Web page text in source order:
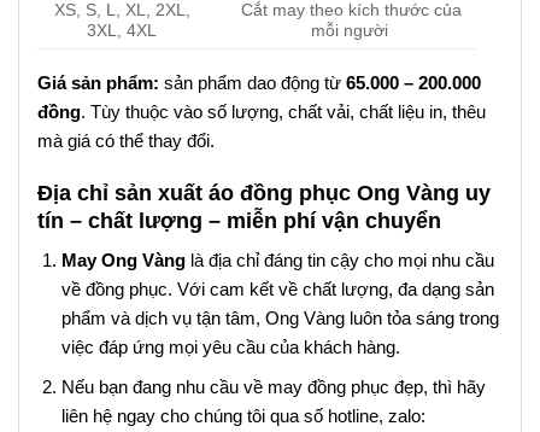
XS, S, L, XL, 2XL,
3XL, 4XL
Cắt may theo kích thước của
mỗi người
Giá sản phẩm: sản phẩm dao động từ 65.000 – 200.000
đồng. Tùy thuộc vào số lượng, chất vải, chất liệu in, thêu
mà giá có thể thay đổi.
Địa chỉ sản xuất áo đồng phục Ong Vàng uy
tín – chất lượng – miễn phí vận chuyển
May Ong Vànglà địa chỉ đáng tin cậy cho mọi nhu cầu
về đồng phục. Với cam kết về chất lượng, đa dạng sản
phẩm và dịch vụ tận tâm, Ong Vàng luôn tỏa sáng trong
việc đáp ứng mọi yêu cầu của khách hàng.
Nếu bạn đang nhu cầu về may đồng phục đẹp, thì hãy
liên hệ ngay cho chúng tôi qua số hotline, zalo: